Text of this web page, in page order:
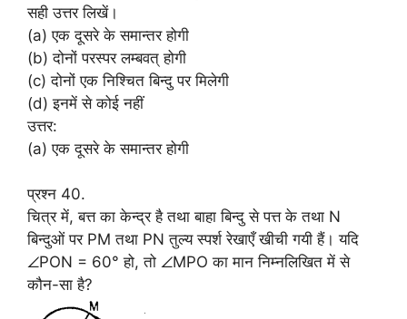
सही उत्तर लिखें।
(a) एक दूसरे के समान्तर होगी
(b) दोनों परस्पर लम्बवत् होगी
(c) दोनों एक निश्चित बिन्दु पर मिलेगी
(d) इनमें से कोई नहीं
उत्तर:
(a) एक दूसरे के समान्तर होगी
प्रश्न 40.
चित्र में, बत्त का केन्द्र है तथा बाहा बिन्दु से पत्त के तथा N
बिन्दुओं पर PM तथा PN तुल्य स्पर्श रेखाएँ खीची गयी हैं। यदि
∠PON = 60° हो, तो ∠MPO का मान निम्नलिखित में से
कौन-सा है?